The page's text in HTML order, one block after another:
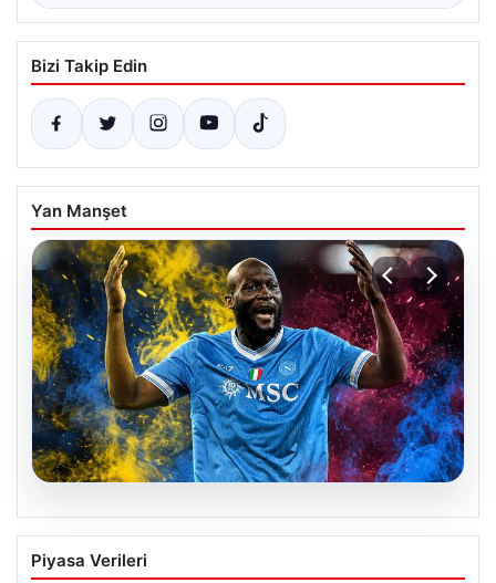
Bizi Takip Edin
Yan Manşet
07.08.2026
Fenerbahçe istemişti, Trabzonspor
Lukaku’yu da alıyor!
Piyasa Verileri